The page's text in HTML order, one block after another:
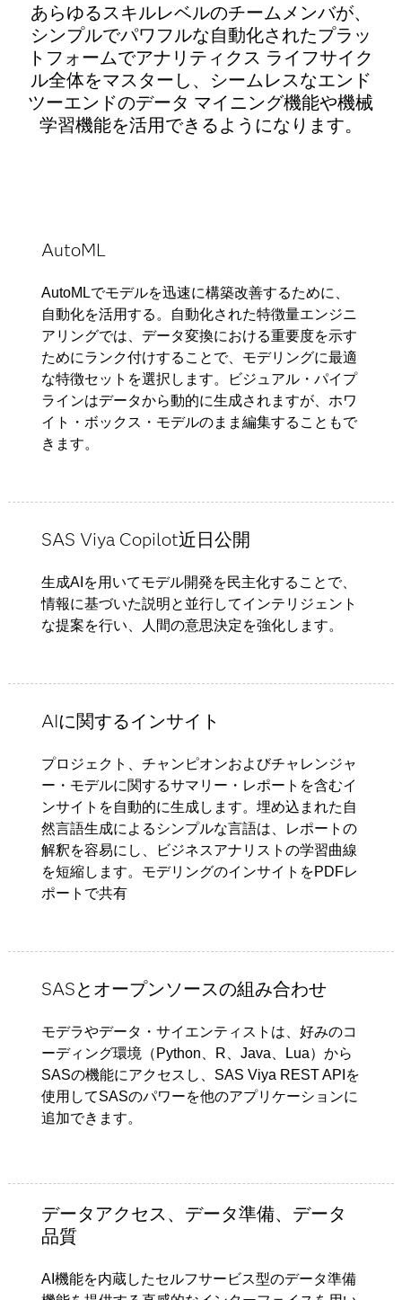
あらゆるスキルレベルのチームメンバが、
シンプルでパワフルな自動化されたプラッ
トフォームでアナリティクス ライフサイク
ル全体をマスターし、シームレスなエンド
ツーエンドのデータ マイニング機能や機械
学習機能を活用できるようになります。
AutoML
AutoMLでモデルを迅速に構築改善するために、
自動化を活用する。自動化された特徴量エンジニ
アリングでは、データ変換における重要度を示す
ためにランク付けすることで、モデリングに最適
な特徴セットを選択します。ビジュアル・パイプ
ラインはデータから動的に生成されますが、ホワ
イト・ボックス・モデルのまま編集することもで
きます。
SAS Viya Copilot近日公開
生成AIを用いてモデル開発を民主化することで、
情報に基づいた説明と並行してインテリジェント
な提案を行い、人間の意思決定を強化します。
AIに関するインサイト
プロジェクト、チャンピオンおよびチャレンジャ
ー・モデルに関するサマリー・レポートを含むイ
ンサイトを自動的に生成します。埋め込まれた自
然言語生成によるシンプルな言語は、レポートの
解釈を容易にし、ビジネスアナリストの学習曲線
を短縮します。モデリングのインサイトをPDFレ
ポートで共有
SASとオープンソースの組み合わせ
モデラやデータ・サイエンティストは、好みのコ
ーディング環境（Python、R、Java、Lua）から
SASの機能にアクセスし、SAS Viya REST APIを
使用してSASのパワーを他のアプリケーションに
追加できます。
データアクセス、データ準備、データ
品質
AI機能を内蔵したセルフサービス型のデータ準備